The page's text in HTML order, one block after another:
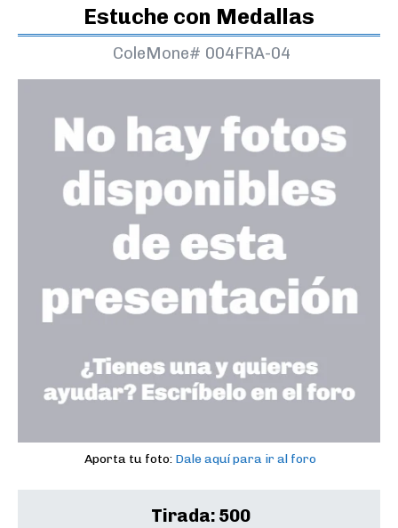
Estuche con Medallas
ColeMone# 004FRA-04
Aporta tu foto: Dale aquí para ir al foro
Tirada: 500